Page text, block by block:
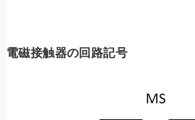
電磁接触器の回路記号